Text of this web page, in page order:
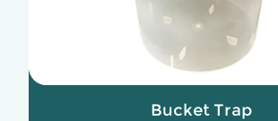
Bucket Trap